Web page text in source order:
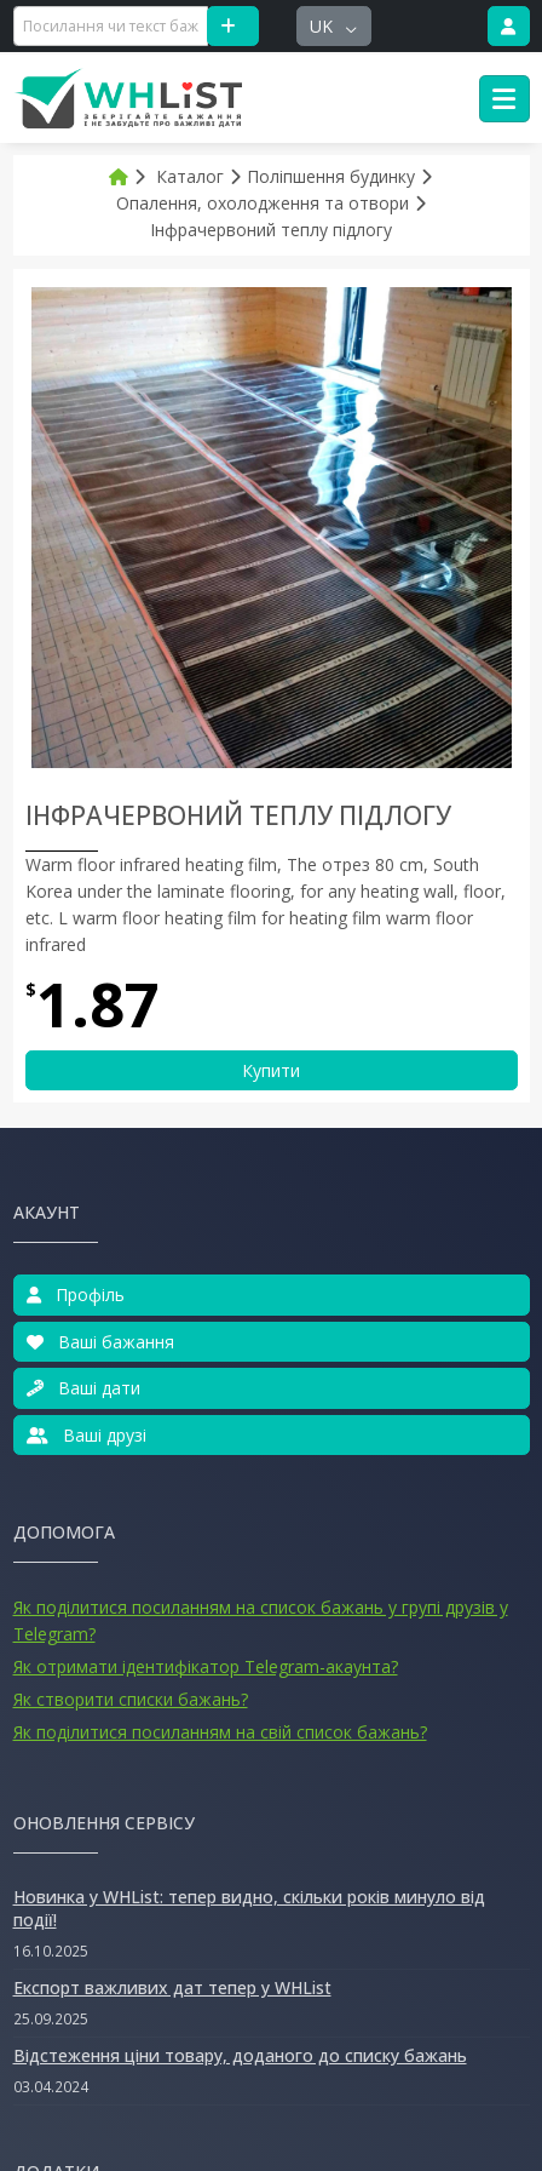
UK
Каталог
Поліпшення будинку
Опалення, охолодження та отвори
Інфрачервоний теплу підлогу
ІНФРАЧЕРВОНИЙ ТЕПЛУ ПІДЛОГУ
Warm floor infrared heating film, The отрез 80 cm, South
Korea under the laminate flooring, for any heating wall, floor,
etc. L warm floor heating film for heating film warm floor
infrared
$ 1.87
Купити
АКАУНТ
Профіль
Ваші бажання
Ваші дати
Ваші друзі
ДОПОМОГА
Як поділитися посиланням на список бажань у групі друзів у
Telegram?
Як отримати ідентифікатор Telegram-акаунта?
Як створити списки бажань?
Як поділитися посиланням на свій список бажань?
ОНОВЛЕННЯ СЕРВІСУ
Новинка у WHList: тепер видно, скільки років минуло від
події!
16.10.2025
Експорт важливих дат тепер у WHList
25.09.2025
Відстеження ціни товару, доданого до списку бажань
03.04.2024